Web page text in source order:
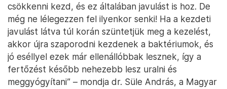
csökkenni kezd, és ez általában javulást is hoz. De
még ne lélegezzen fel ilyenkor senki! Ha a kezdeti
javulást látva túl korán szüntetjük meg a kezelést,
akkor újra szaporodni kezdenek a baktériumok, és
jó eséllyel ezek már ellenállóbbak lesznek, így a
fertőzést később nehezebb lesz uralni és
meggyógyítani” – mondja dr. Süle András, a Magyar